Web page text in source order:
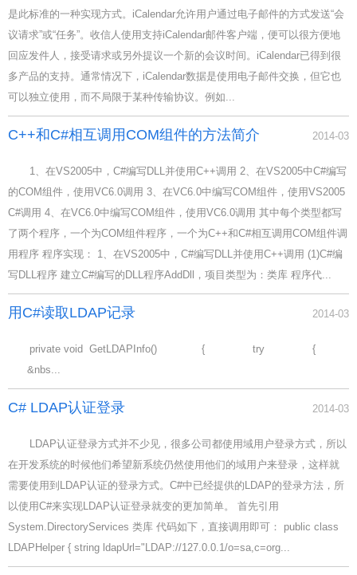
是此标准的一种实现方式。iCalendar允许用户通过电子邮件的方式发送“会
议请求”或“任务”。收信人使用支持iCalendar邮件客户端，便可以很方便地
回应发件人，接受请求或另外提议一个新的会议时间。iCalendar已得到很
多产品的支持。通常情况下，iCalendar数据是使用电子邮件交换，但它也
可以独立使用，而不局限于某种传输协议。例如...
C++和C#相互调用COM组件的方法简介 2014-03
1、在VS2005中，C#编写DLL并使用C++调用 2、在VS2005中C#编写
的COM组件，使用VC6.0调用 3、在VC6.0中编写COM组件，使用VS2005
C#调用 4、在VC6.0中编写COM组件，使用VC6.0调用 其中每个类型都写
了两个程序，一个为COM组件程序，一个为C++和C#相互调用COM组件调
用程序 程序实现： 1、在VS2005中，C#编写DLL并使用C++调用 (1)C#编
写DLL程序 建立C#编写的DLL程序AddDll，项目类型为：类库 程序代...
用C#读取LDAP记录 2014-03
private void GetLDAPInfo() { try {
&nbs...
C# LDAP认证登录 2014-03
LDAP认证登录方式并不少见，很多公司都使用域用户登录方式，所以
在开发系统的时候他们希望新系统仍然使用他们的域用户来登录，这样就
需要使用到LDAP认证的登录方式。C#中已经提供的LDAP的登录方法，所
以使用C#来实现LDAP认证登录就变的更加简单。 首先引用
System.DirectoryServices 类库 代码如下，直接调用即可： public class
LDAPHelper { string ldapUrl="LDAP://127.0.0.1/o=sa,c=org...